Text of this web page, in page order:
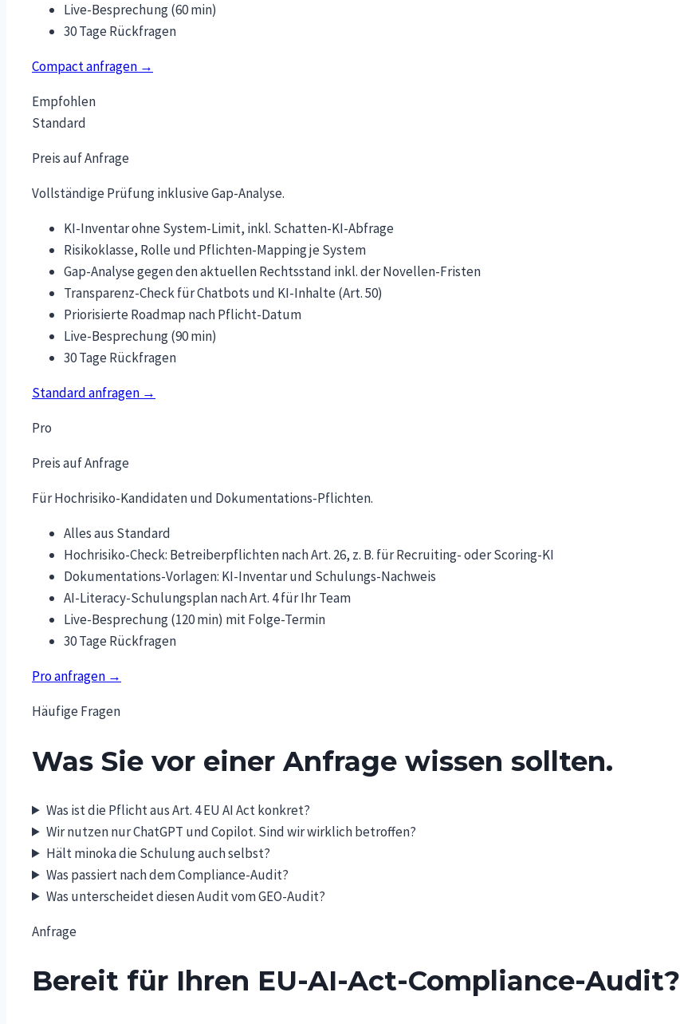
Live-Besprechung (60 min)
30 Tage Rückfragen
Compact anfragen →
Empfohlen
Standard
Preis auf Anfrage
Vollständige Prüfung inklusive Gap-Analyse.
KI-Inventar ohne System-Limit, inkl. Schatten-KI-Abfrage
Risikoklasse, Rolle und Pflichten-Mapping je System
Gap-Analyse gegen den aktuellen Rechtsstand inkl. der Novellen-Fristen
Transparenz-Check für Chatbots und KI-Inhalte (Art. 50)
Priorisierte Roadmap nach Pflicht-Datum
Live-Besprechung (90 min)
30 Tage Rückfragen
Standard anfragen →
Pro
Preis auf Anfrage
Für Hochrisiko-Kandidaten und Dokumentations-Pflichten.
Alles aus Standard
Hochrisiko-Check: Betreiberpflichten nach Art. 26, z. B. für Recruiting- oder Scoring-KI
Dokumentations-Vorlagen: KI-Inventar und Schulungs-Nachweis
AI-Literacy-Schulungsplan nach Art. 4 für Ihr Team
Live-Besprechung (120 min) mit Folge-Termin
30 Tage Rückfragen
Pro anfragen →
Häufige Fragen
Was Sie vor einer Anfrage wissen sollten.
Was ist die Pflicht aus Art. 4 EU AI Act konkret?
Wir nutzen nur ChatGPT und Copilot. Sind wir wirklich betroffen?
Hält minoka die Schulung auch selbst?
Was passiert nach dem Compliance-Audit?
Was unterscheidet diesen Audit vom GEO-Audit?
Anfrage
Bereit für Ihren EU-AI-Act-Compliance-Audit?